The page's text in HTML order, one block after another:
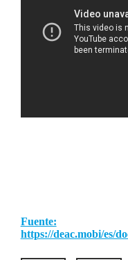
Fuente:
https://deac.mobi/es/